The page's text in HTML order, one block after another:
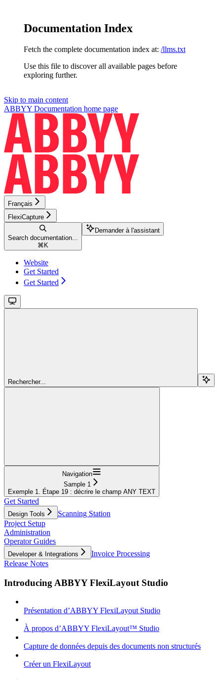
Documentation Index
Fetch the complete documentation index at: /llms.txt
Use this file to discover all available pages before
exploring further.
Skip to main content
ABBYY Documentation home page
Français
FlexiCapture
Search documentation...
⌘ K
Demander à l'assistant
Website
Get Started
Get Started
Rechercher...
Navigation
Sample 1
Exemple 1. Étape 19 : décrire le champ ANY TEXT
Get Started
Design Tools
Scanning Station
Project Setup
Administration
Operator Guides
Developer & Integrations
Invoice Processing
Release Notes
Introducing ABBYY FlexiLayout Studio
Présentation d’ABBYY FlexiLayout Studio
À propos d’ABBYY FlexiLayout™ Studio
Capture de données depuis des documents non structurés
Créer un FlexiLayout